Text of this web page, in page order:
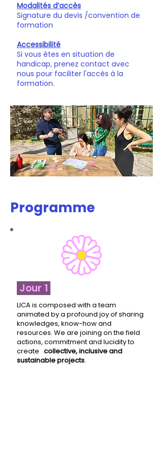
Modalités d’accès
Signature du devis /convention de
formation
Accessibilité
Si vous êtes en situation de
handicap, prenez contact avec
nous pour faciliter l'accès à la
formation.
Programme
Jour 1
LICA is composed with a team
animated by a profound joy of sharing
knowledges, know-how and
resources. We are joining on the field
actions, commitment and lucidity to
create collective, inclusive and
sustainable projects.